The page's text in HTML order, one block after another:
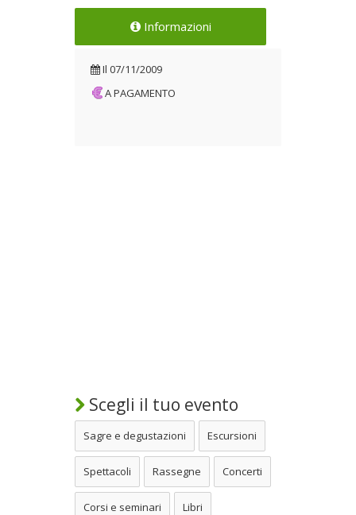
Informazioni
Il 07/11/2009
A PAGAMENTO
Scegli il tuo evento
Sagre e degustazioni Escursioni
Spettacoli Rassegne Concerti
Corsi e seminari Libri